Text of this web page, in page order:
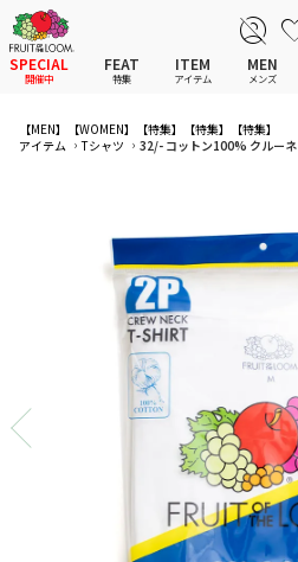
SPECIAL
開催中
FEAT
特集
ITEM
アイテム
全てのアイテム
スウェットパーカー
ワンピース
セットアップ
ルームウェア
アンダーウェアWOMEN
ファッショングッズ
MEN
メンズ
全てのメンズ アイテム
スウェットパーカー
セットアップ
ルームウェア
レイングッズ
全てのウィメンズ
スウェットパーカー
ワンピース
セットアップ
ルームウェア
全てのキッズ
スウェットパーカー
ワンピース
セットアップ
ルームウェア
【MEN】 【WOMEN】 【特集】 【特集】
【特集】
アイテム
Tシャツ 32/- コットン100% クルー